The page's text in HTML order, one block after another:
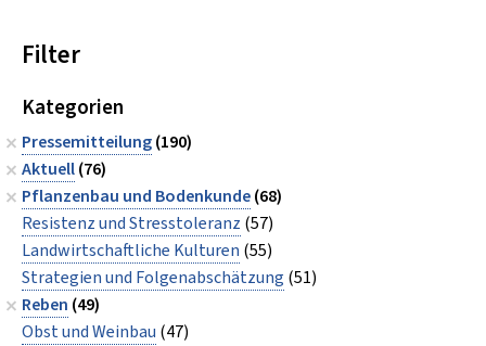
Filter
Kategorien
Pressemitteilung(190)
Aktuell(76)
Pflanzenbau und Bodenkunde(68)
Resistenz und Stresstoleranz (57)
Landwirtschaftliche Kulturen (55)
Strategien und Folgenabschätzung (51)
Reben (49)
Obst und Weinbau (47)